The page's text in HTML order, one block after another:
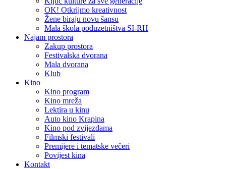
OK! Otkrijmo kreativnost
Žene biraju novu šansu
Mala škola poduzetništva SI-RH
Najam prostora
Zakup prostora
Festivalska dvorana
Mala dvorana
Klub
Kino
Kino program
Kino mreža
Lektira u kinu
Auto kino Krapina
Kino pod zvijezdama
Filmski festivali
Premijere i tematske večeri
Povijest kina
Kontakt